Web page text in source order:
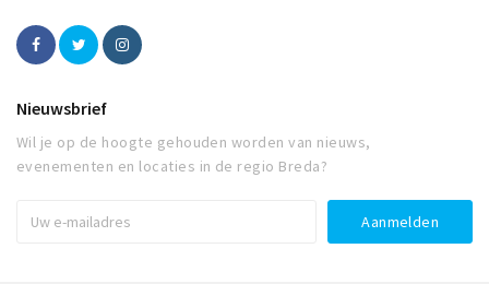
Nieuwsbrief
Wil je op de hoogte gehouden worden van nieuws,
evenementen en locaties in de regio Breda?